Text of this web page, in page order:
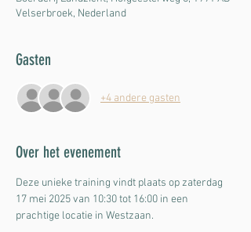
Velserbroek, Nederland
Gasten
+4 andere gasten
Over het evenement
Deze unieke training vindt plaats op zaterdag
17 mei 2025 van 10:30 tot 16:00 in een
prachtige locatie in Westzaan.